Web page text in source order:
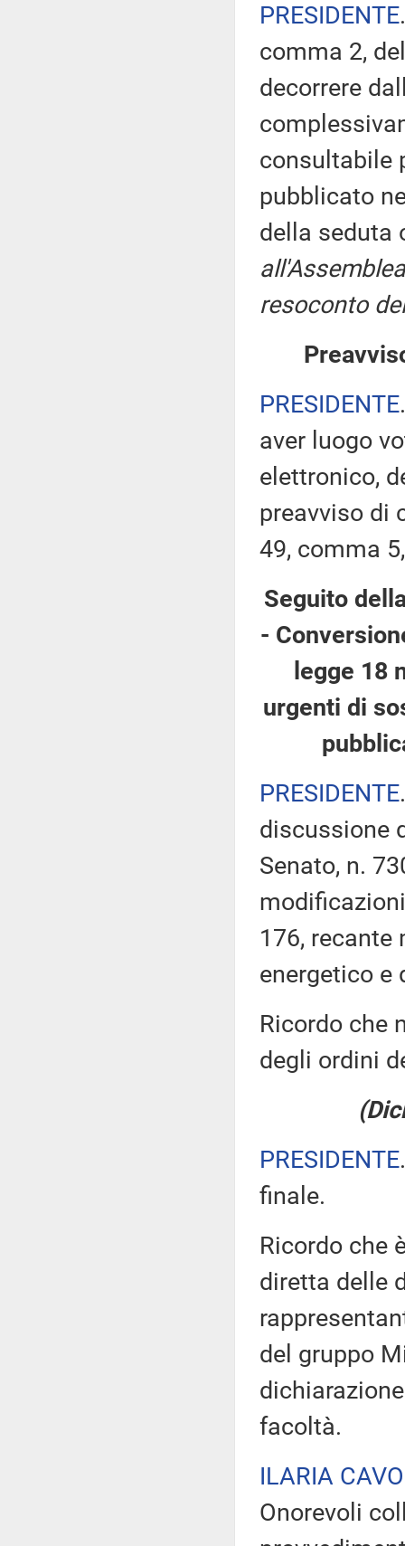
PRESIDENTE
comma 2,
decorrere
consultabile
pubblicato
della seduta
resoconto
PRESIDENTE
aver luogo
elettronico,
preavviso di
49, comma
Seguito
-
legge 18
urgenti di
PRESIDENTE
discussione
Senato, n.
176,
energetico e
Ricordo che
degli ordini
PRESIDENTE
finale.
Ricordo che
diretta delle
del gruppo
facoltà.
ILARIA CAVO
Onorevoli